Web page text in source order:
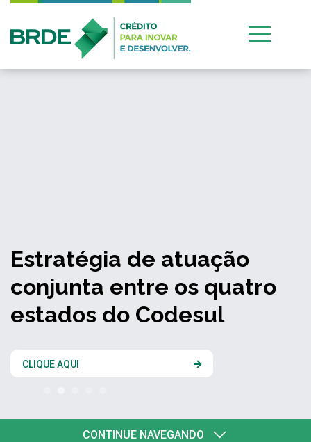
Estratégia de atuação
conjunta entre os quatro
estados do Codesul
CLIQUE AQUI
CONTINUE NAVEGANDO